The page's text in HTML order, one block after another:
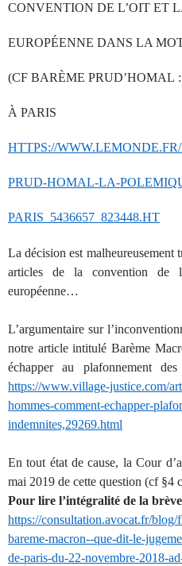
CONVENTION DE L’OIT ET
EUROPÉENNE DANS LA
(CF BARÈME
À PARIS
HTTPS://
PRUD-HOMAL-LA-
PARIS_5436657_823448.HT
La décision est malheureusement
articles de la convention de
européenne…
L’argumentaire sur
notre article intitulé Barème
échapper au plafonnement
https://www.village-justice.com/
hommes-comment-echapper-
indemnites,29269.html
En tout état de cause, la Cour
mai 2019 de cette question (cf §4
Pour lire l’intégralité de la
https://consultation.avocat.fr/
bareme-macron--que-dit-le-
de-paris-du-22-novembre-2018-